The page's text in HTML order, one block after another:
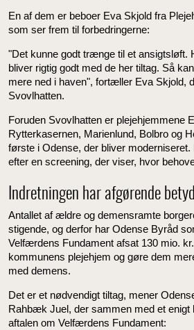
En af dem er beboer Eva Skjold fra
som ser frem til forbedringerne:
"Det kunne godt trænge til et ansigtsløft.
bliver rigtig godt med de her tiltag. Så
mere ned i haven", fortæller Eva Skjold,
Svovlhatten.
Foruden Svovlhatten er plejehjemmene
Rytterkasernen, Marienlund, Bolbro og
første i Odense, der bliver
efter en screening, der viser, hvor
Indretningen har afgørende
Antallet af ældre og demensramte
stigende, og derfor har Odense Byråd
Velfærdens Fundament afsat 130 mio.
kommunens plejehjem og gøre dem
med demens.
Det er et nødvendigt tiltag, mener
Rahbæk Juel, der sammen med et enigt
aftalen om Velfærdens Fundament: